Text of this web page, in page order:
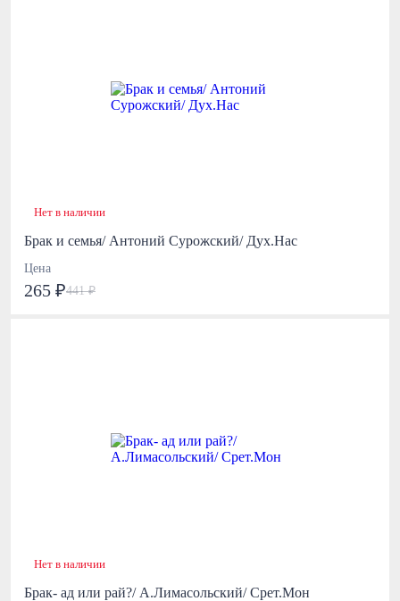
Нет в наличии
Брак и семья/ Антоний Сурожский/ Дух.Нас
Цена
265 ₽441 ₽
Нет в наличии
Брак- ад или рай?/ А.Лимасольский/ Срет.Мон